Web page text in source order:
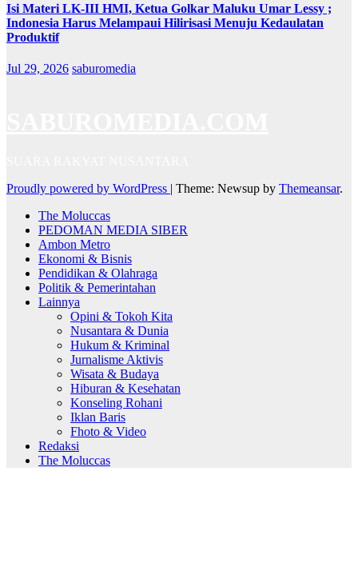
Isi Materi LK-III HMI, Ketua Golkar Maluku Umar Lessy ;
Indonesia Harus Melampaui Hilirisasi Menuju Kedaulatan
Produktif
Jul 29, 2026 saburomedia
Proudly powered by WordPress | Theme: Newsup by Themeansar.
The Moluccas
PEDOMAN MEDIA SIBER
Ambon Metro
Ekonomi & Bisnis
Pendidikan & Olahraga
Politik & Pemerintahan
Lainnya
Opini & Tokoh Kita
Nusantara & Dunia
Hukum & Kriminal
Jurnalisme Aktivis
Wisata & Budaya
Hiburan & Kesehatan
Konseling Rohani
Iklan Baris
Fhoto & Video
Redaksi
The Moluccas